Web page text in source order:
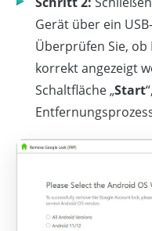
Gerät über ein
Überprüfen Sie,
korrekt angezeigt
Schaltfläche „Start